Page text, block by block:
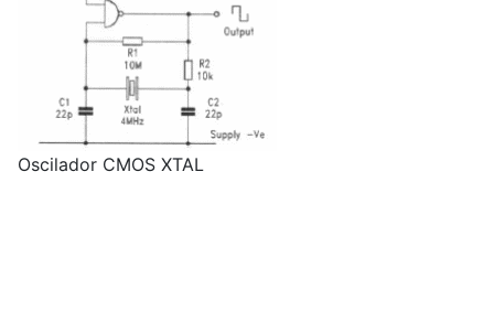
Oscilador CMOS XTAL